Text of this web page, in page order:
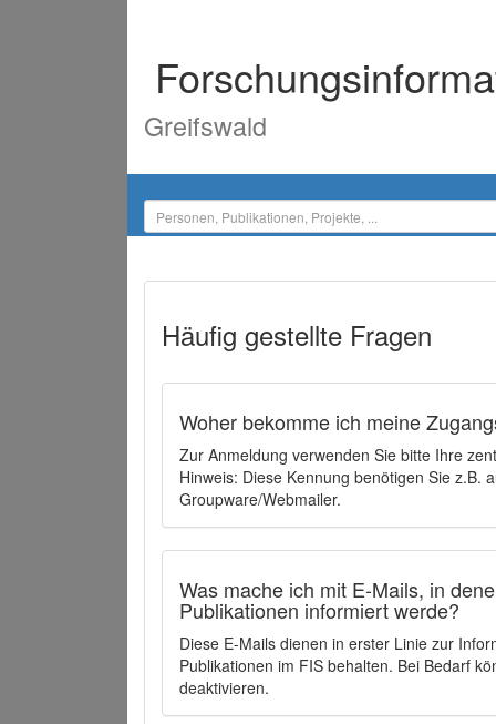
Greifswald
Häufig gestellte Fragen
Woher bekomme ich meine
Zur Anmeldung verwenden Sie bitte Ihre
Hinweis: Diese Kennung benötigen Sie z.B.
Groupware/Webmailer.
Was mache ich mit E-Mails, in
Publikationen informiert werde?
Diese E-Mails dienen in erster Linie zur
Publikationen im FIS behalten. Bei Bedarf
deaktivieren.